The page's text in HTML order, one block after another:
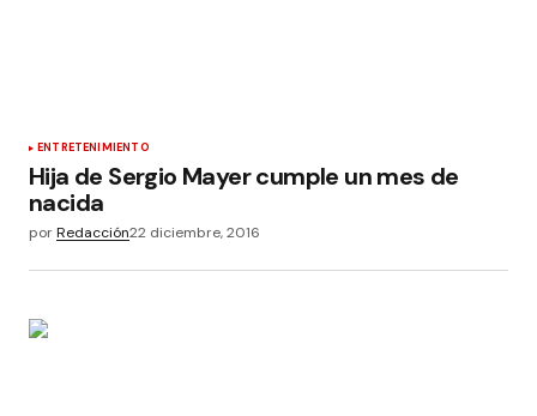
ENTRETENIMIENTO
Hija de Sergio Mayer cumple un mes de
nacida
porRedacción22 diciembre, 2016